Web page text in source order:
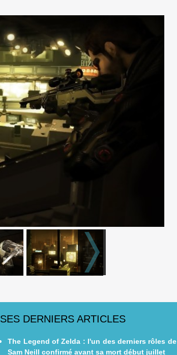
SES DERNIERS ARTICLES
The Legend of Zelda : l'un des derniers rôles de
Sam Neill confirmé avant sa mort début juillet